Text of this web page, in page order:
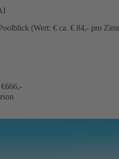
(Wert: € ca. € 84,- pro
666,-